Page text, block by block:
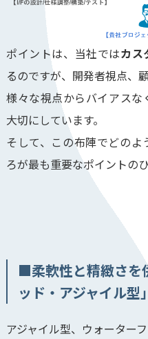
ポイントは、当社ではカス
るのですが、開発者視点、
様々な視点からバイアス
大切にしています。
そして、この布陣でどの
ろが最も重要なポイントのひ
■柔軟性と精緻さを
ッド・アジャイル型」
アジャイル型、ウォーター